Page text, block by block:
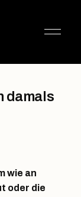
damals
wie an
oder die